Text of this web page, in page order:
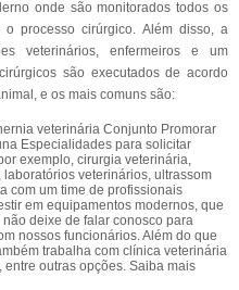
onde são monitorados todos os
processo cirúrgico. Além disso, a
veterinários, enfermeiros e um
são executados de acordo
e os mais comuns são:
veterinária Conjunto Promorar
Especialidades para solicitar
exemplo, cirurgia veterinária,
veterinários, ultrassom
com um time de profissionais
em equipamentos modernos, que
deixe de falar conosco para
nossos funcionários. Além do que
trabalha com clínica veterinária
outras opções. Saiba mais